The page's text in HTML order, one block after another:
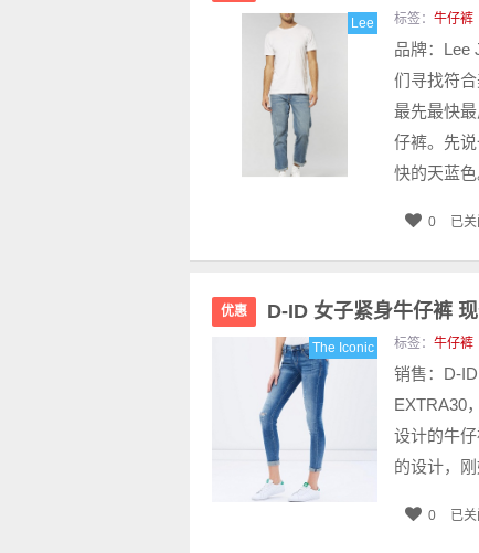
Lee 标签： 牛仔裤
品牌：Lee
们寻找符
最先最快
仔裤。先
快的天蓝
0 已
优惠 D-ID 女子紧身牛仔裤 现
The Iconic 标签： 牛仔裤
销售：D-
EXTRA30
设计的牛
的设计，
0 已